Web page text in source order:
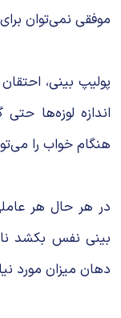
موفقی نمی‌توان
پولیپ بینی،
اندازه لوزه‌ها
هنگام خواب را
در هر حال هر
بینی نفس بکشد
دهان میزان مورد